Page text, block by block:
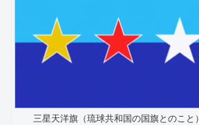
三星天洋旗（琉球共和国の国旗とのこと）